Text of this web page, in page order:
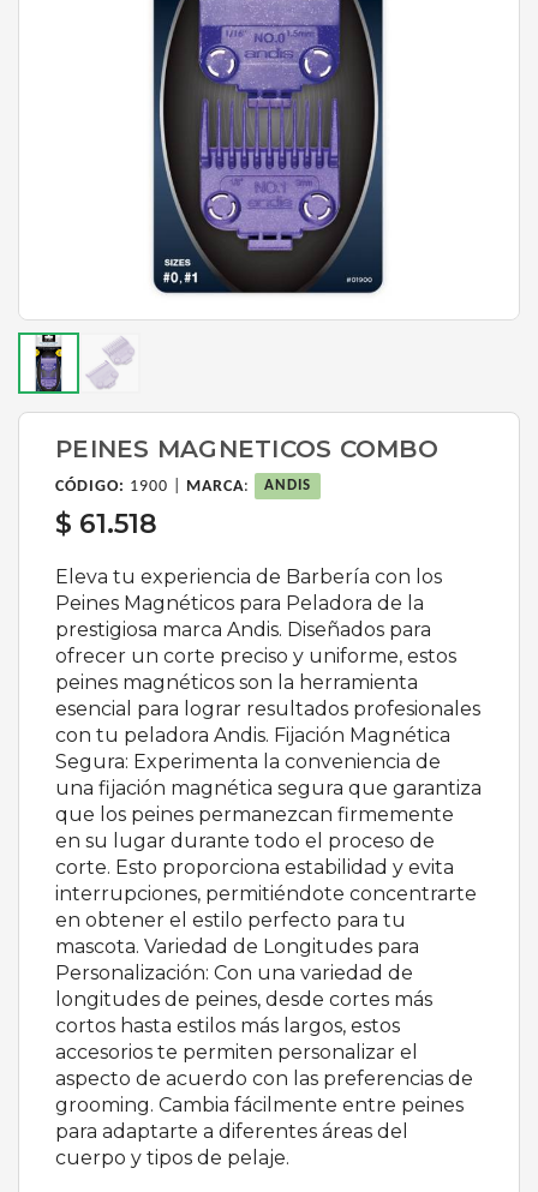
PEINES MAGNETICOS COMBO
CÓDIGO: 1900 | MARCA: ANDIS
$ 61.518
Eleva tu experiencia de Barbería con los
Peines Magnéticos para Peladora de la
prestigiosa marca Andis. Diseñados para
ofrecer un corte preciso y uniforme, estos
peines magnéticos son la herramienta
esencial para lograr resultados profesionales
con tu peladora Andis. Fijación Magnética
Segura: Experimenta la conveniencia de
una fijación magnética segura que garantiza
que los peines permanezcan firmemente
en su lugar durante todo el proceso de
corte. Esto proporciona estabilidad y evita
interrupciones, permitiéndote concentrarte
en obtener el estilo perfecto para tu
mascota. Variedad de Longitudes para
Personalización: Con una variedad de
longitudes de peines, desde cortes más
cortos hasta estilos más largos, estos
accesorios te permiten personalizar el
aspecto de acuerdo con las preferencias de
grooming. Cambia fácilmente entre peines
para adaptarte a diferentes áreas del
cuerpo y tipos de pelaje.